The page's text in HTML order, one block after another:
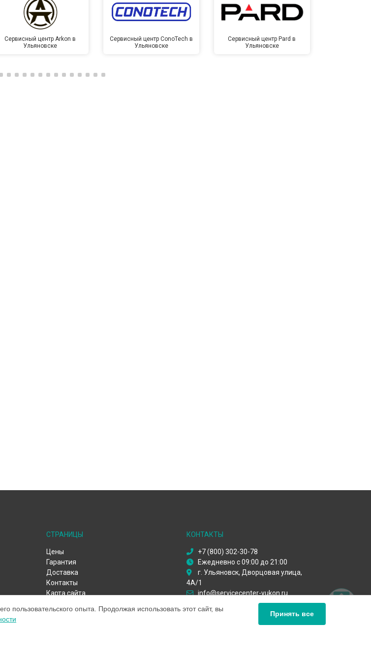
Сервисный центр Arkon в
Ульяновске
Сервисный центр ConoTech в
Ульяновске
Сервисный центр Pard в
Ульяновске
СТРАНИЦЫ
Цены
Гарантия
Доставка
Контакты
Карта сайта
КОНТАКТЫ
+7 (800) 302-30-78
Ежедневно с 09:00 до 21:00
г. Ульяновск, Дворцовая улица,
4А/1
info@servicecenter-yukon.ru
Политика конфиденциальности
пользовательского опыта. Продолжая использовать этот сайт, вы
Принять все